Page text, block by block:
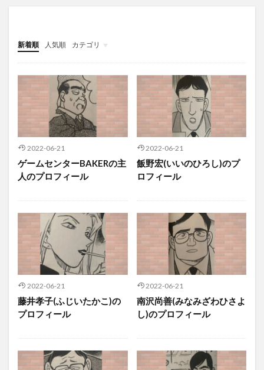
新着順 人気順
カテゴリ
キャラクター
事件一覧
アニメ
映画
考察
コナンメモ
2022-06-21
ゲームセンターBAKERの主
人のプロフィール
2022-06-21
飯野宏(いいのひろし)のプ
ロフィール
2022-06-21
藤井孝子(ふじいたかこ)の
プロフィール
2022-06-21
南沢尚善(みなみざわひさよ
し)のプロフィール